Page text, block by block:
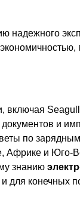
надежного
включая
и
по
Африке и Юго-
знанию
для конечных